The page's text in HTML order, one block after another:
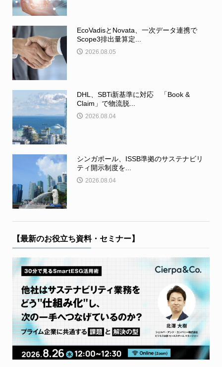
EcoVadisとNovata、一次データ連携で
Scope3排出量算定...
2026.08.05
DHL、SBTi新基準に対応 「Book &
Claim」で物流脱...
2026.08.04
シンガポール、ISSB準拠のサステナビリ
ティ開示制度を...
2026.08.04
【最新のお役立ち資料・セミナー】